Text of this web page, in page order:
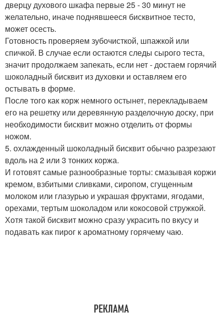
дверцу духового шкафа первые 25 - 30 минут не
желательно, иначе поднявшееся бисквитное тесто,
может осесть.
Готовность проверяем зубочисткой, шпажкой или
спичкой. В случае если остаются следы сырого теста,
значит продолжаем запекать, если нет - достаем горячий
шоколадный бисквит из духовки и оставляем его
остывать в форме.
После того как корж немного остынет, перекладываем
его на решетку или деревянную разделочную доску, при
необходимости бисквит можно отделить от формы
ножом.
5. охлажденный шоколадный бисквит обычно разрезают
вдоль на 2 или 3 тонких коржа.
И готовят самые разнообразные торты: смазывая коржи
кремом, взбитыми сливками, сиропом, сгущенным
молоком или глазурью и украшая фруктами, ягодами,
орехами, тертым шоколадом или кокосовой стружкой.
Хотя такой бисквит можно сразу украсить по вкусу и
подавать как пирог к ароматному горячему чаю.